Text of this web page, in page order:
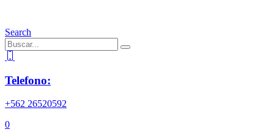
Search
Telefono:
+562 26520592
0